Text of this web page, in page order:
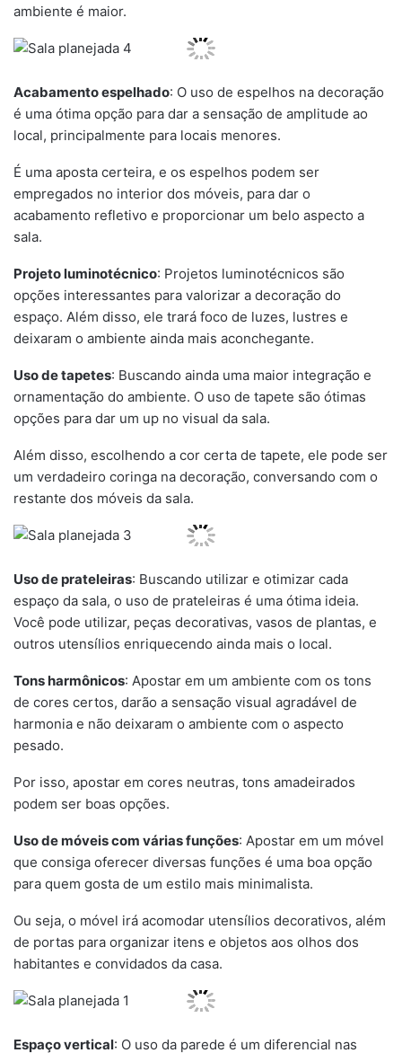
ambiente é maior.
Acabamento espelhado: O uso de espelhos na decoração
é uma ótima opção para dar a sensação de amplitude ao
local, principalmente para locais menores.
É uma aposta certeira, e os espelhos podem ser
empregados no interior dos móveis, para dar o
acabamento refletivo e proporcionar um belo aspecto a
sala.
Projeto luminotécnico: Projetos luminotécnicos são
opções interessantes para valorizar a decoração do
espaço. Além disso, ele trará foco de luzes, lustres e
deixaram o ambiente ainda mais aconchegante.
Uso de tapetes: Buscando ainda uma maior integração e
ornamentação do ambiente. O uso de tapete são ótimas
opções para dar um up no visual da sala.
Além disso, escolhendo a cor certa de tapete, ele pode ser
um verdadeiro coringa na decoração, conversando com o
restante dos móveis da sala.
Uso de prateleiras: Buscando utilizar e otimizar cada
espaço da sala, o uso de prateleiras é uma ótima ideia.
Você pode utilizar, peças decorativas, vasos de plantas, e
outros utensílios enriquecendo ainda mais o local.
Tons harmônicos: Apostar em um ambiente com os tons
de cores certos, darão a sensação visual agradável de
harmonia e não deixaram o ambiente com o aspecto
pesado.
Por isso, apostar em cores neutras, tons amadeirados
podem ser boas opções.
Uso de móveis com várias funções: Apostar em um móvel
que consiga oferecer diversas funções é uma boa opção
para quem gosta de um estilo mais minimalista.
Ou seja, o móvel irá acomodar utensílios decorativos, além
de portas para organizar itens e objetos aos olhos dos
habitantes e convidados da casa.
Espaço vertical: O uso da parede é um diferencial nas